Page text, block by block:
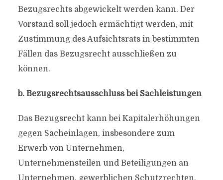
Bezugsrechts abgewickelt werden kann. Der
Vorstand soll jedoch ermächtigt werden, mit
Zustimmung des Aufsichtsrats in bestimmten
Fällen das Bezugsrecht ausschließen zu
können.
b. Bezugsrechtsausschluss bei Sachleistungen
Das Bezugsrecht kann bei Kapitalerhöhungen
gegen Sacheinlagen, insbesondere zum
Erwerb von Unternehmen,
Unternehmensteilen und Beteiligungen an
Unternehmen, gewerblichen Schutzrechten,